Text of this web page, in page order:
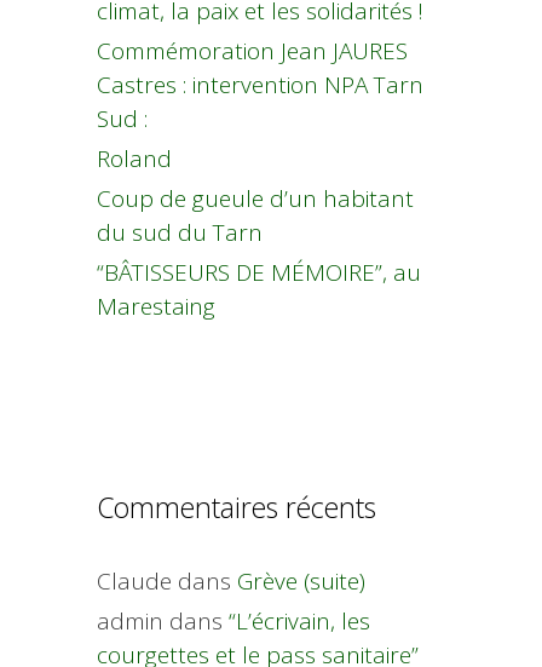
climat, la paix et les solidarités !
Commémoration Jean JAURES
Castres : intervention NPA Tarn
Sud :
Roland
Coup de gueule d’un habitant
du sud du Tarn
“BÂTISSEURS DE MÉMOIRE”, au
Marestaing
Commentaires récents
Claude dans Grève (suite)
admin dans “L’écrivain, les
courgettes et le pass sanitaire”